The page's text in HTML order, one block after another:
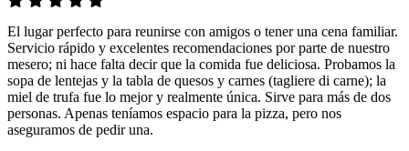
El lugar perfecto para reunirse con amigos o tener una cena familiar.
Servicio rápido y excelentes recomendaciones por parte de nuestro
mesero; ni hace falta decir que la comida fue deliciosa. Probamos la
sopa de lentejas y la tabla de quesos y carnes (tagliere di carne); la
miel de trufa fue lo mejor y realmente única. Sirve para más de dos
personas. Apenas teníamos espacio para la pizza, pero nos
aseguramos de pedir una.